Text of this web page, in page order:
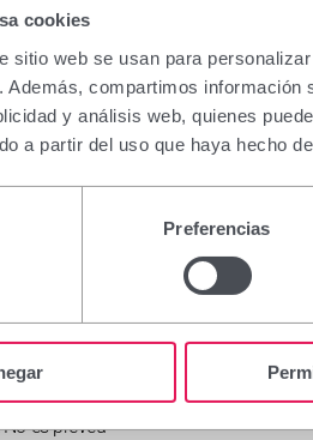
cookies
sitio web se usan para
Además, compartimos
y análisis web, quienes
a partir del uso que haya hecho
Preferencias
i innovació i assaigs clínics de
de recerca, desenvolupament i
totes les fases de la R+D (química,
l’eficàcia i seguretat dels
Durant el termini estrictament
de l’interessat
merament identificatives
No es preveu